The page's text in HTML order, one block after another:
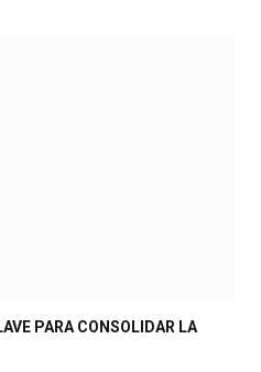
PARA CONSOLIDAR LA